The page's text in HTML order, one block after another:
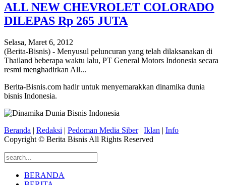
ALL NEW CHEVROLET COLORADO
DILEPAS Rp 265 JUTA
Selasa, Maret 6, 2012
(Berita-Bisnis) - Menyusul peluncuran yang telah dilaksanakan di
Thailand beberapa waktu lalu, PT General Motors Indonesia secara
resmi menghadirkan All...
Berita-Bisnis.com hadir untuk menyemarakkan dinamika dunia
bisnis Indonesia.
Beranda | Redaksi | Pedoman Media Siber| Iklan | Info
Copyright © Berita Bisnis All Rights Reserved
BERANDA